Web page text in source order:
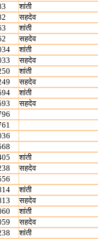
शांती
सहदेव
शांती
सहदेव
शांती
सहदेव
शांती
सहदेव
शांती
सहदेव
शांती
सहदेव
शांती
सहदेव
शांती
सहदेव
शांती